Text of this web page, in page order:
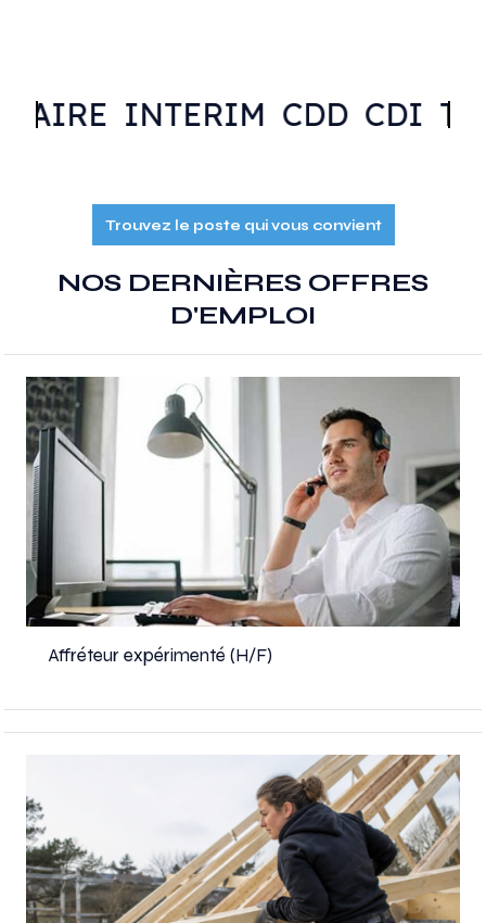
INTERIM CDD CDI
Trouvez le poste qui vous convient
NOS DERNIÈRES OFFRES
D'EMPLOI
Affréteur expérimenté (H/F)